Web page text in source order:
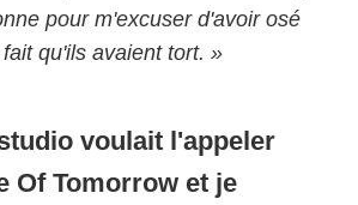
pour m'excuser d'avoir osé
qu'ils avaient tort. »
voulait l'appeler
Of Tomorrow et je